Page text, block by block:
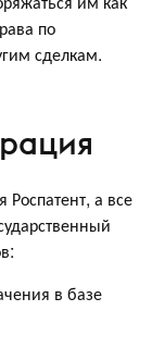
по
сделкам.
Роспатент, а все
в базе